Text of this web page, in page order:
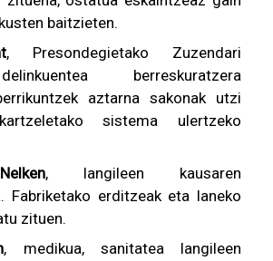
baitzieten.
, Presondegietako Zuzendari
berreskuratzera
aztarna sakonak utzi
sistema ulertzeko
, langileen kausaren
Fabriketako erditzeak eta laneko
zituen.
, medikua, sanitatea langileen